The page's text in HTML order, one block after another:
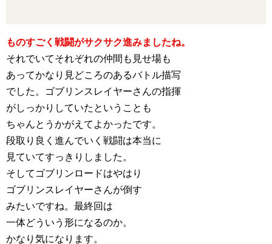
ものすごく戦闘がサクサク進みましたね。
それでいてそれぞれの仲間も見せ場も
あってかなり見どころのあるバトル描写
でした。ゴブリンスレイヤーさんの指揮
がしっかりしていたということも
ちゃんとうかがえてよかったです。
段取り良く進んでいく戦闘は本当に
見ていてすっきりしました。
そしてゴブリンロードはやはり
ゴブリンスレイヤーさんが倒す
みたいですね。最終回は
一体どういう形になるのか。
かなり気になります。